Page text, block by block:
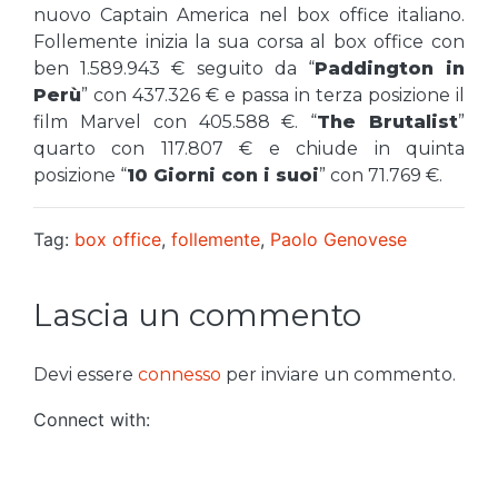
nuovo Captain America nel box office italiano.
Follemente inizia la sua corsa al box office con
ben 1.589.943 € seguito da “Paddington in
Perù” con 437.326 € e passa in terza posizione il
film Marvel con 405.588 €. “The Brutalist”
quarto con 117.807 € e chiude in quinta
posizione “10 Giorni con i suoi” con 71.769 €.
Tag: box office, follemente, Paolo Genovese
Lascia un commento
Devi essere connesso per inviare un commento.
Connect with: